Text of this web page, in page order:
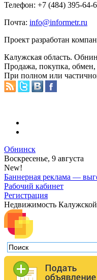
Телефон: +7 (484) 395-64-
Почта: info@informetr.ru
Проект разработан
Калужская область.
Продажа, покупка, обмен,
При полном или
Обнинск
Воскресенье, 9 августа
New!
Баннерная реклама —
Рабочий кабинет
Регистрация
Недвижимость Калужской